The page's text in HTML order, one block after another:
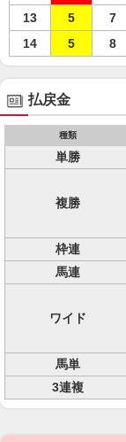
13
5 7
14
5 8
払戻金
種類
単勝
複勝
枠連
馬連
ワイド
馬単
3連複